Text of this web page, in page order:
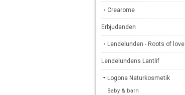
Crearome
Erbjudanden
Lendelunden - Roots of love
Lendelundens Lantlif
Logona Naturkosmetik
Baby & barn